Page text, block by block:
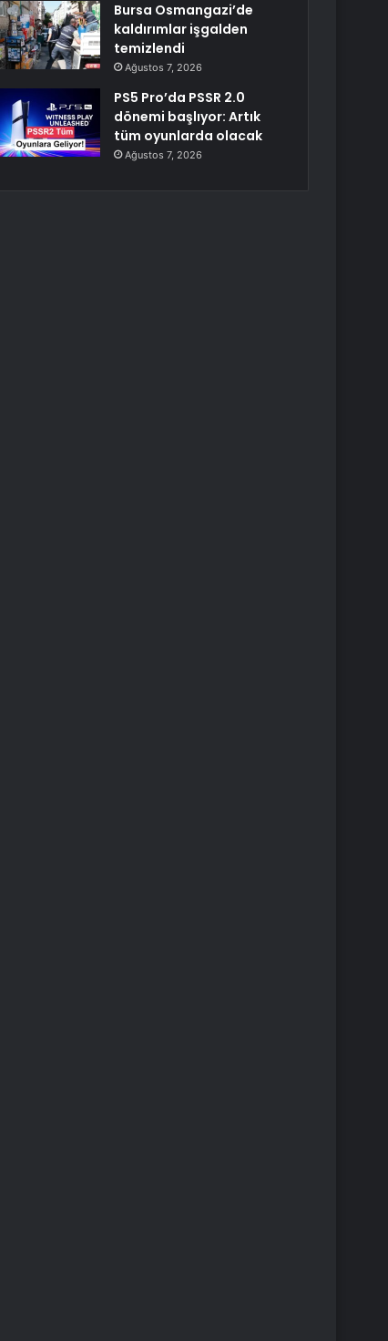
Bursa Osmangazi’de
kaldırımlar işgalden
temizlendi
Ağustos 7, 2026
PS5 Pro’da PSSR 2.0
dönemi başlıyor: Artık
tüm oyunlarda olacak
Ağustos 7, 2026